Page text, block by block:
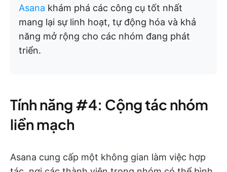
Asana khám phá các công cụ tốt nhất
mang lại sự linh hoạt, tự động hóa và khả
năng mở rộng cho các nhóm đang phát
triển.
Tính năng #4: Cộng tác nhóm
liền mạch
Asana cung cấp một không gian làm việc hợp